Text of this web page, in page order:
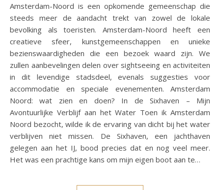
Amsterdam-Noord is een opkomende gemeenschap die
steeds meer de aandacht trekt van zowel de lokale
bevolking als toeristen. Amsterdam-Noord heeft een
creatieve sfeer, kunstgemeenschappen en unieke
bezienswaardigheden die een bezoek waard zijn. We
zullen aanbevelingen delen over sightseeing en activiteiten
in dit levendige stadsdeel, evenals suggesties voor
accommodatie en speciale evenementen. Amsterdam
Noord: wat zien en doen? In de Sixhaven – Mijn
Avontuurlijke Verblijf aan het Water Toen ik Amsterdam
Noord bezocht, wilde ik de ervaring van dicht bij het water
verblijven niet missen. De Sixhaven, een jachthaven
gelegen aan het IJ, bood precies dat en nog veel meer.
Het was een prachtige kans om mijn eigen boot aan te…